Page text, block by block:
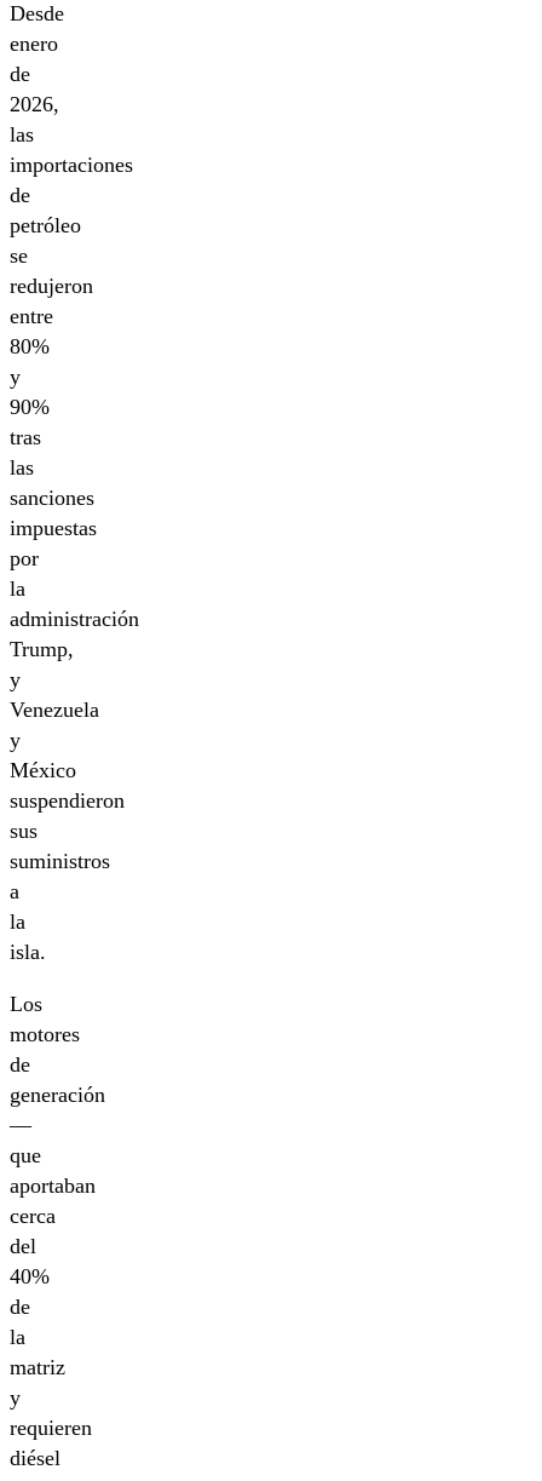
Desde
enero
de
2026,
las
importaciones
de
petróleo
se
redujeron
entre
80%
y
90%
tras
las
sanciones
impuestas
por
la
administración
Trump,
y
Venezuela
y
México
suspendieron
sus
suministros
a
la
isla.
Los
motores
de
generación
—
que
aportaban
cerca
del
40%
de
la
matriz
y
requieren
diésel